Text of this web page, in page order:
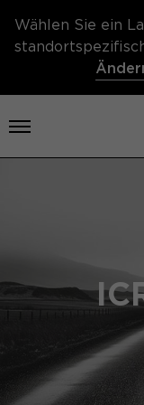
Wählen Sie ein
Menü öffnen